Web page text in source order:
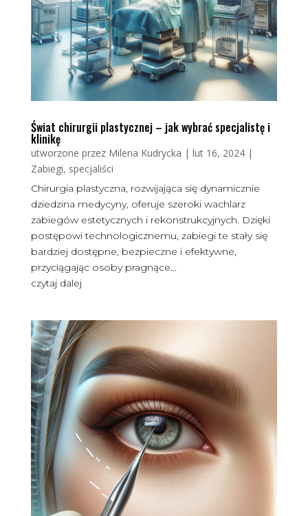
Świat chirurgii plastycznej – jak wybrać specjalistę i
klinikę
utworzone przez Milena Kudrycka | lut 16, 2024|
Zabiegi, specjaliści
Chirurgia plastyczna, rozwijająca się dynamicznie
dziedzina medycyny, oferuje szeroki wachlarz
zabiegów estetycznych i rekonstrukcyjnych. Dzięki
postępowi technologicznemu, zabiegi te stały się
bardziej dostępne, bezpieczne i efektywne,
przyciągając osoby pragnące...
czytaj dalej